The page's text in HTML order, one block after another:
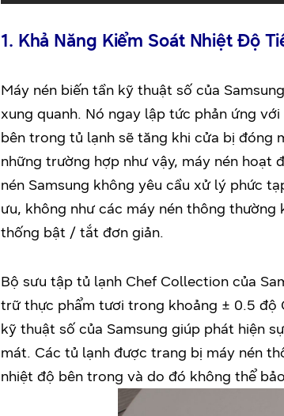
1. Khả Năng Kiểm Soát Nhiệt Độ
Máy nén biến tần kỹ thuật số của
xung quanh. Nó ngay lập tức phản ứng
bên trong tủ lạnh sẽ tăng khi cửa bị đóng
những trường hợp như vậy, máy nén hoạt
nén Samsung không yêu cầu xử lý phức
ưu, không như các máy nén thông
thống bật / tắt đơn giản.
Bộ sưu tập tủ lạnh Chef Collection của
trữ thực phẩm tươi trong khoảng ± 0.5 độ
kỹ thuật số của Samsung giúp phát hiện
mát. Các tủ lạnh được trang bị máy nén
nhiệt độ bên trong và do đó không thể